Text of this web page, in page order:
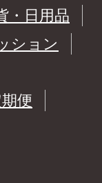
・日用品
ション
便